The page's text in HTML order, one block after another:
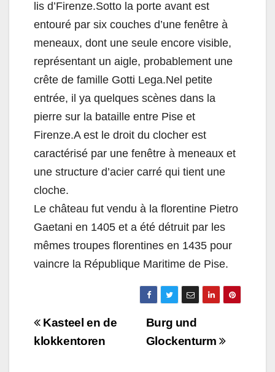
lis d’Firenze.Sotto la porte avant est
entouré par six couches d’une fenêtre à
meneaux, dont une seule encore visible,
représentant un aigle, probablement une
crête de famille Gotti Lega.Nel petite
entrée, il ya quelques scènes dans la
pierre sur la bataille entre Pise et
Firenze.A est le droit du clocher est
caractérisé par une fenêtre à meneaux et
une structure d’acier carré qui tient une
cloche.
Le château fut vendu à la florentine Pietro
Gaetani en 1405 et a été détruit par les
mêmes troupes florentines en 1435 pour
vaincre la République Maritime de Pise.
Navigazione
articoli
Burg und
Glockenturm
Kasteel en de
klokkentoren